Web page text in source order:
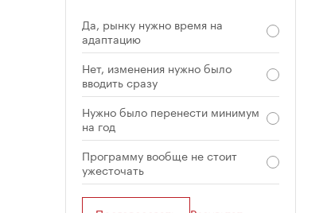
Да, рынку нужно время на
адаптацию
Нет, изменения нужно было
вводить сразу
Нужно было перенести минимум
на год
Программу вообще не стоит
ужесточать